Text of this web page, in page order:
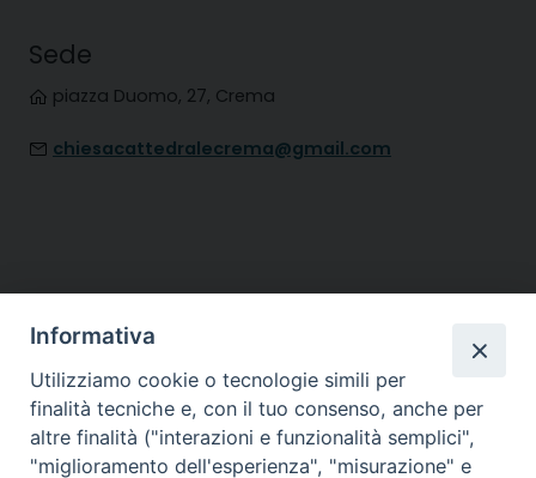
Sede
piazza Duomo, 27, Crema
chiesacattedralecrema@gmail.com
CREMA
Informativa
Utilizziamo cookie o tecnologie simili per
finalità tecniche e, con il tuo consenso, anche per
altre finalità ("interazioni e funzionalità semplici",
"miglioramento dell'esperienza", "misurazione" e